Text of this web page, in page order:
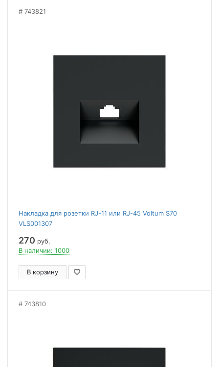
743821
Накладка для розетки RJ-11 или RJ-45 Voltum S70
VLS001307
270 руб.
В наличии: 1000
В корзину
743810